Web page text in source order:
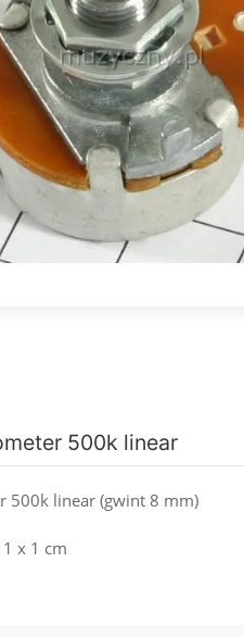
500k linear
500k linear (gwint 8 mm)
x 1 cm